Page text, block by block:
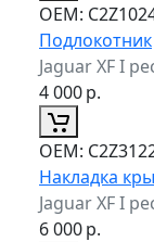
ОЕМ:
Подлокотник
Jaguar XF I
4 000р.
ОЕМ:
Накладка
Jaguar XF I
6 000р.